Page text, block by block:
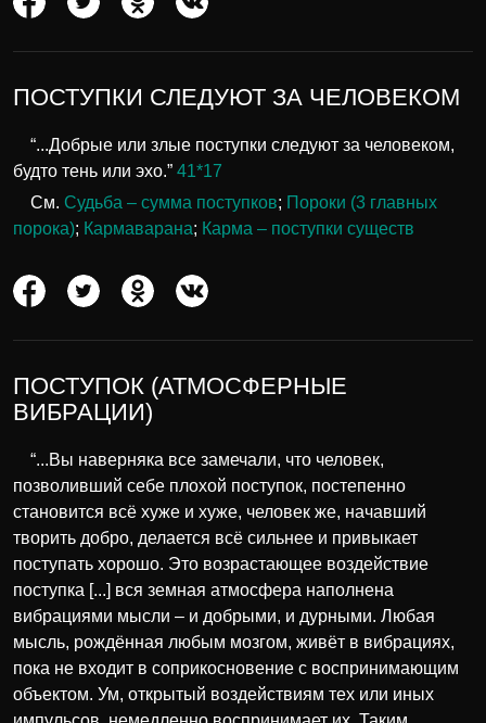
ПОСТУПКИ СЛЕДУЮТ ЗА ЧЕЛОВЕКОМ
“...Добрые или злые поступки следуют за человеком,
будто тень или эхо.” 41*17
См. Судьба – сумма поступков; Пороки (3 главных
порока); Кармаварана; Карма – поступки существ
ПОСТУПОК (АТМОСФЕРНЫЕ
ВИБРАЦИИ)
“...Вы наверняка все замечали, что человек,
позволивший себе плохой поступок, постепенно
становится всё хуже и хуже, человек же, начавший
творить добро, делается всё сильнее и привыкает
поступать хорошо. Это возрастающее воздействие
поступка [...] вся земная атмосфера наполнена
вибрациями мысли – и добрыми, и дурными. Любая
мысль, рождённая любым мозгом, живёт в вибрациях,
пока не входит в соприкосновение с воспринимающим
объектом. Ум, открытый воздействиям тех или иных